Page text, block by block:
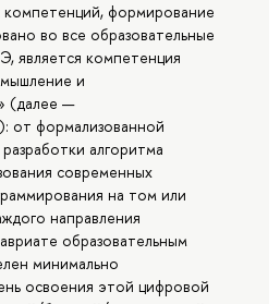
формирование
во все образовательные
является компетенция
и
(далее —
от формализованной
алгоритма
современных
на том или
направления
образовательным
минимально
освоения этой цифровой